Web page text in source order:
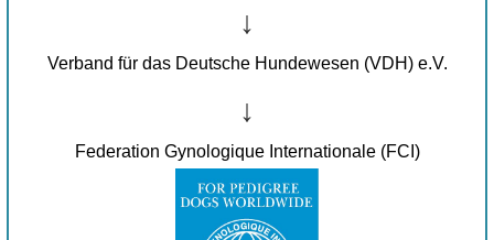
↓
Verband für das Deutsche Hundewesen (VDH) e.V.
↓
Federation Gynologique Internationale (FCI)